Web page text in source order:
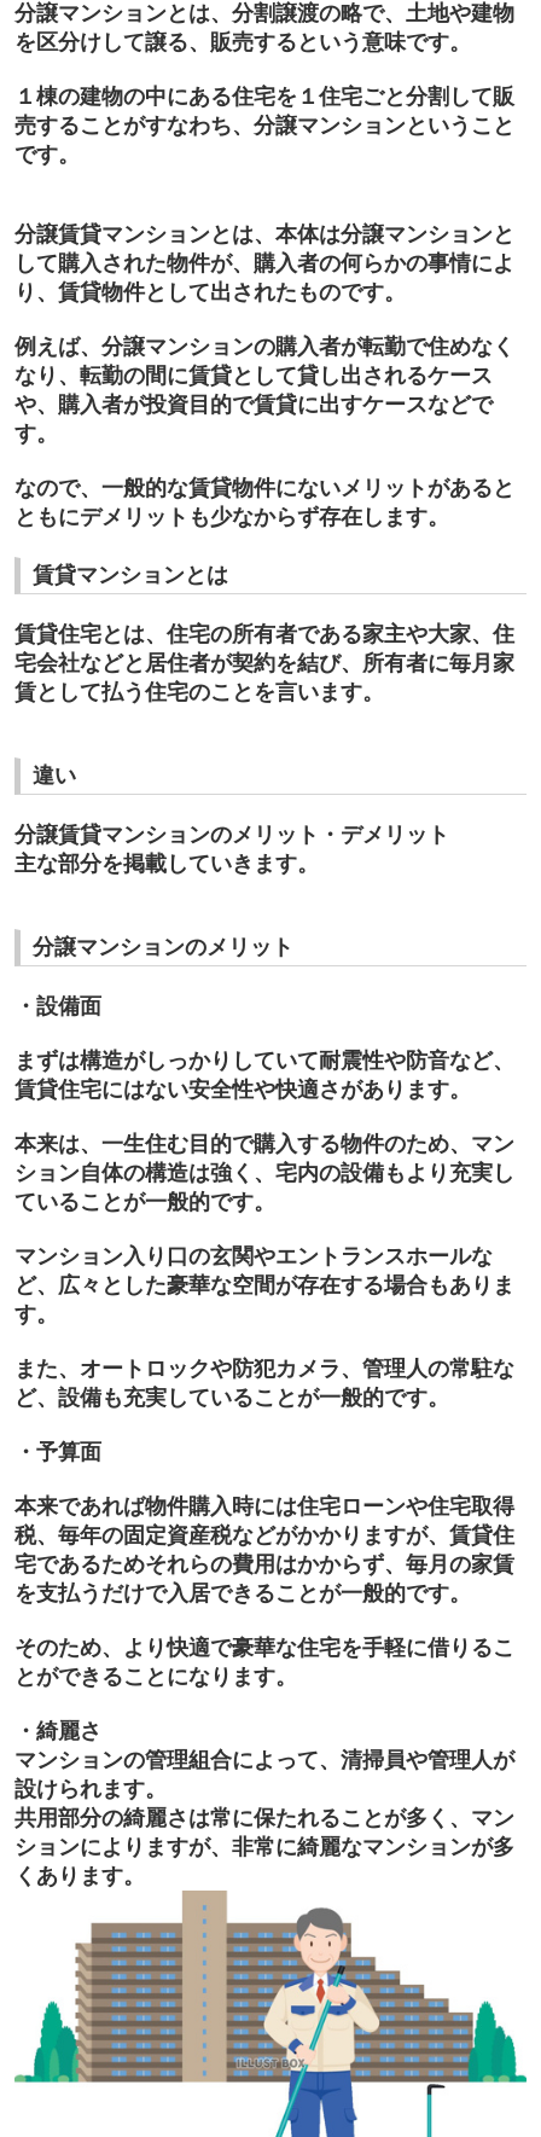
分譲マンションとは、分割譲渡の略で、 土地や建物
を区分けして譲る、販売するという意味です。
１棟の建物の中にある住宅を１住宅ごと分割して販
売することがすなわち、分譲マンションということ
です。
分譲賃貸マンションとは、本体は分譲マンションと
して購入された物件が、 購入者の何らかの事情によ
り、賃貸物件として出されたものです。
例えば、分譲マンションの購入者が転勤で住めなく
なり、転勤の間に賃貸として貸し出されるケース
や、購入者が投資目的で賃貸に出すケースなどで
す。
なので、一般的な賃貸物件にないメリットがあると
ともにデメリットも少なからず存在します。
賃貸マンションとは
賃貸住宅とは、住宅の所有者である家主や大家、住
宅会社などと居住者が契約を結び、所有者に毎月家
賃として払う住宅のことを言います。
違い
分譲賃貸マンションのメリット・デメリット
主な部分を掲載していきます。
分譲マンションのメリット
・設備面
まずは構造がしっかりしていて耐震性や防音など、
賃貸住宅にはない安全性や快適さがあります。
本来は、一生住む目的で購入する物件のため、マン
ション自体の構造は強く、宅内の設備もより充実し
ていることが一般的です。
マンション入り口の玄関やエントランスホールな
ど、広々とした豪華な空間が存在する場合もありま
す。
また、 オートロックや防犯カメラ、管理人の常駐な
ど、設備も充実していることが一般的です。
・予算面
本来であれば物件購入時には住宅ローンや住宅取得
税、毎年の固定資産税などがかかりますが、賃貸住
宅であるためそれらの費用はかからず、毎月の家賃
を支払うだけで入居できることが一般的です。
そのため、
より快適で豪華な住宅を手軽に借りるこ
とができることになります。
・綺麗さ
マンションの管理組合によって、清掃員や管理人が
設けられます。
共用部分の綺麗さは常に保たれることが多く、マン
ションによりますが、非常に綺麗なマンションが多
くあります。